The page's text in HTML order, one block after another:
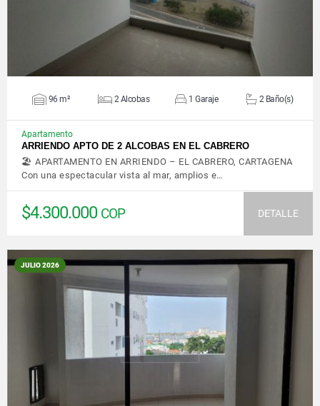
96 m² 2 Alcobas 1 Garaje 2 Baño(s)
Apartamento
ARRIENDO APTO DE 2 ALCOBAS EN EL CABRERO
🏖️ APARTAMENTO EN ARRIENDO – EL CABRERO, CARTAGENA
Con una espectacular vista al mar, amplios e…
$4.300.000 COP DETALLE
JULIO 2026
VER DETALLES